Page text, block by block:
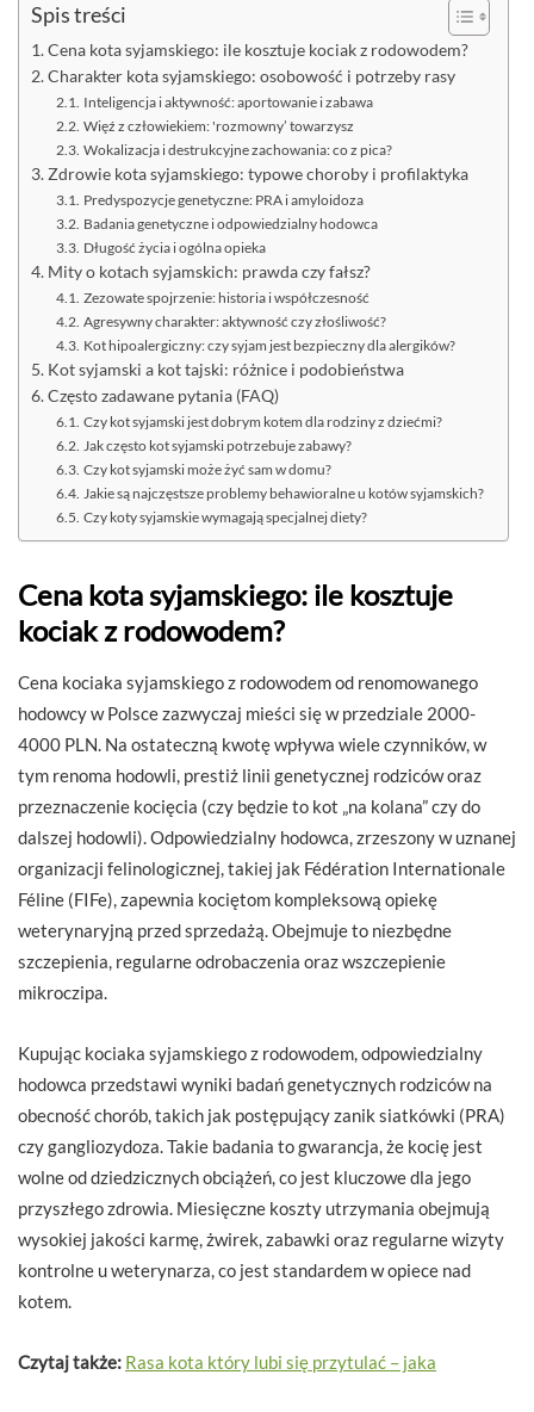
Spis treści
Cena kota syjamskiego: ile kosztuje kociak z rodowodem?
Charakter kota syjamskiego: osobowość i potrzeby rasy
Inteligencja i aktywność: aportowanie i zabawa
Więź z człowiekiem: 'rozmowny’ towarzysz
Wokalizacja i destrukcyjne zachowania: co z pica?
Zdrowie kota syjamskiego: typowe choroby i profilaktyka
Predyspozycje genetyczne: PRA i amyloidoza
Badania genetyczne i odpowiedzialny hodowca
Długość życia i ogólna opieka
Mity o kotach syjamskich: prawda czy fałsz?
Zezowate spojrzenie: historia i współczesność
Agresywny charakter: aktywność czy złośliwość?
Kot hipoalergiczny: czy syjam jest bezpieczny dla alergików?
Kot syjamski a kot tajski: różnice i podobieństwa
Często zadawane pytania (FAQ)
Czy kot syjamski jest dobrym kotem dla rodziny z dziećmi?
Jak często kot syjamski potrzebuje zabawy?
Czy kot syjamski może żyć sam w domu?
Jakie są najczęstsze problemy behawioralne u kotów syjamskich?
Czy koty syjamskie wymagają specjalnej diety?
Cena kota syjamskiego: ile kosztuje
kociak z rodowodem?
Cena kociaka syjamskiego z rodowodem od renomowanego
hodowcy w Polsce zazwyczaj mieści się w przedziale 2000-
4000 PLN. Na ostateczną kwotę wpływa wiele czynników, w
tym renoma hodowli, prestiż linii genetycznej rodziców oraz
przeznaczenie kocięcia (czy będzie to kot „na kolana” czy do
dalszej hodowli). Odpowiedzialny hodowca, zrzeszony w uznanej
organizacji felinologicznej, takiej jak Fédération Internationale
Féline (FIFe), zapewnia kociętom kompleksową opiekę
weterynaryjną przed sprzedażą. Obejmuje to niezbędne
szczepienia, regularne odrobaczenia oraz wszczepienie
mikroczipa.
Kupując kociaka syjamskiego z rodowodem, odpowiedzialny
hodowca przedstawi wyniki badań genetycznych rodziców na
obecność chorób, takich jak postępujący zanik siatkówki (PRA)
czy gangliozydoza. Takie badania to gwarancja, że kocię jest
wolne od dziedzicznych obciążeń, co jest kluczowe dla jego
przyszłego zdrowia. Miesięczne koszty utrzymania obejmują
wysokiej jakości karmę, żwirek, zabawki oraz regularne wizyty
kontrolne u weterynarza, co jest standardem w opiece nad
kotem.
Czytaj także: Rasa kota który lubi się przytulać – jaka